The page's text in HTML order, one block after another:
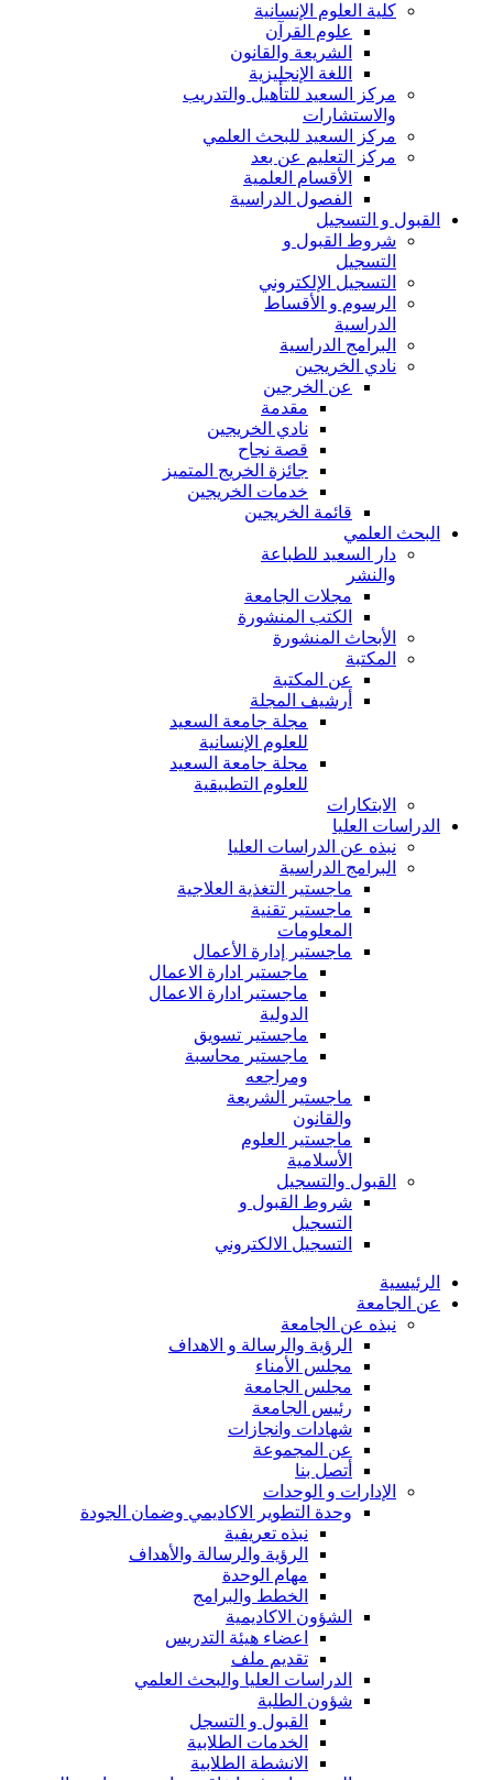
كلية العلوم الإنسانية
علوم القرآن
الشريعة والقانون
اللغة الإنجليزية
مركز السعيد للتأهيل والتدريب
والاستشارات
مركز السعيد للبحث العلمي
مركز التعليم عن بعد
الأقسام العلمية
الفصول الدراسية
القبول و التسجيل
شروط القبول و
التسجيل
التسجيل الإلكتروني
الرسوم و الأقساط
الدراسية
البرامج الدراسية
نادي الخريجين
عن الخرجين
مقدمة
نادي الخريجين
قصة نجاح
جائزة الخريج المتميز
خدمات الخريجين
قائمة الخريجين
البحث العلمي
دار السعيد للطباعة
والنشر
مجلات الجامعة
الكتب المنشورة
الأبحاث المنشورة
المكتبة
عن المكتبة
أرشيف المجلة
مجلة جامعة السعيد
للعلوم الإنسانية
مجلة جامعة السعيد
للعلوم التطبيقية
الابتكارات
الدراسات العليا
نبذه عن الدراسات العليا
البرامج الدراسية
ماجستير التغذية العلاجية
ماجستير تقنية
المعلومات
ماجستير إدارة الأعمال
ماجستير ادارة الاعمال
ماجستير ادارة الاعمال
الدولية
ماجستير تسويق
ماجستير محاسبة
ومراجعه
ماجستير الشريعة
والقانون
ماجستير العلوم
الأسلامية
القبول والتسجيل
شروط القبول و
التسجيل
التسجيل الالكتروني
الرئيسية
عن الجامعة
نبذه عن الجامعة
الرؤية والرسالة و الاهداف
مجلس الأمناء
مجلس الجامعة
رئيس الجامعة
شهادات وانجازات
عن المجموعة
أتصل بنا
الإدارات و الوحدات
وحدة التطوير الاكاديمي وضمان الجودة
نبذه تعريفية
الرؤية والرسالة والأهداف
مهام الوحدة
الخطط والبرامج
الشؤون الاكاديمية
اعضاء هيئة التدريس
تقديم ملف
الدراسات العليا والبحث العلمي
شؤون الطلبة
القبول و التسجل
الخدمات الطلابية
الانشطة الطلابية